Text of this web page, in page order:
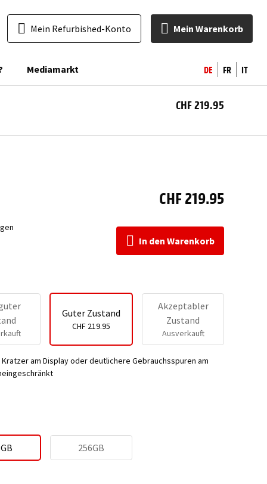
Mein Refurbished-Konto Mein Warenkorb
Mediamarkt DE FR IT
CHF 219.95
CHF 219.95
In den Warenkorb
Guter Zustand
CHF 219.95
Akzeptabler
Zustand
Ausverkauft
am Display oder deutlichere Gebrauchsspuren am
256GB